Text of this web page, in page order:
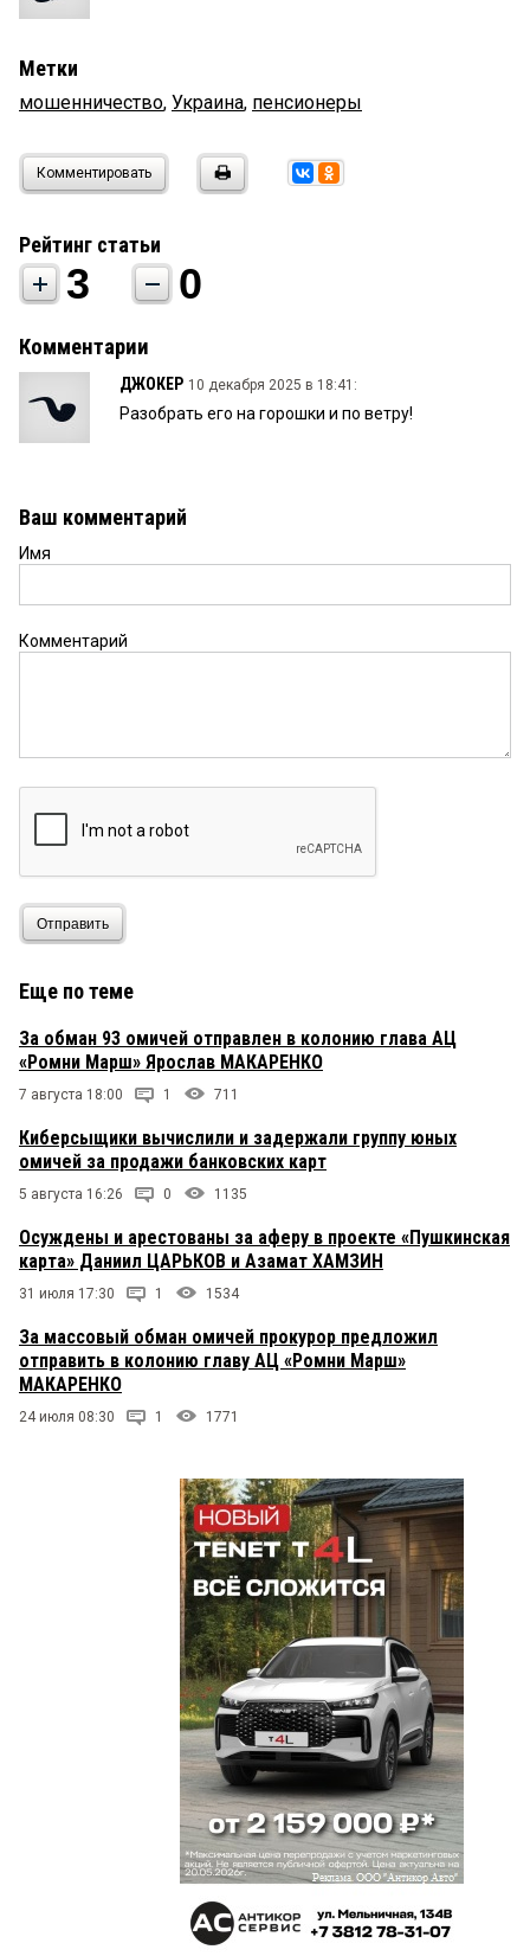
Метки
мошенничество, Украина, пенсионеры
Комментировать
Рейтинг статьи
3 0
Комментарии
ДЖОКЕР 10 декабря 2025 в 18:41:
Разобрать его на горошки и по ветру!
Ваш комментарий
Имя
Комментарий
Отправить
Еще по теме
За обман 93 омичей отправлен в колонию глава АЦ
«Ромни Марш» Ярослав МАКАРЕНКО
7 августа 18:00 1 711
Киберсыщики вычислили и задержали группу юных
омичей за продажи банковских карт
5 августа 16:26 0 1135
Осуждены и арестованы за аферу в проекте «Пушкинская
карта» Даниил ЦАРЬКОВ и Азамат ХАМЗИН
31 июля 17:30 1 1534
За массовый обман омичей прокурор предложил
отправить в колонию главу АЦ «Ромни Марш»
МАКАРЕНКО
24 июля 08:30 1 1771